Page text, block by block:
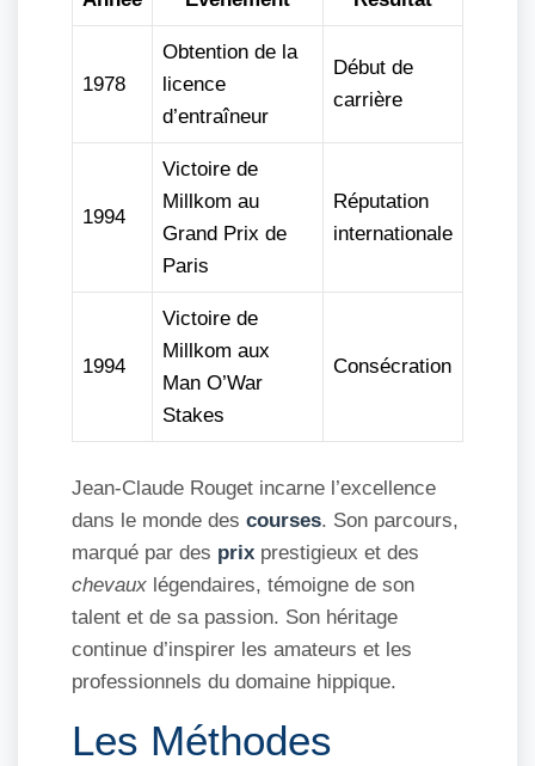
1978
Obtention de la
licence
d’entraîneur
Début de
carrière
1994
Victoire de
Millkom au
Grand Prix de
Paris
Réputation
internationale
1994
Victoire de
Millkom aux
Man O’War
Stakes
Consécration
Jean-Claude Rouget incarne l’excellence
dans le monde des courses. Son parcours,
marqué par des prix prestigieux et des
chevaux légendaires, témoigne de son
talent et de sa passion. Son héritage
continue d’inspirer les amateurs et les
professionnels du domaine hippique.
Les Méthodes